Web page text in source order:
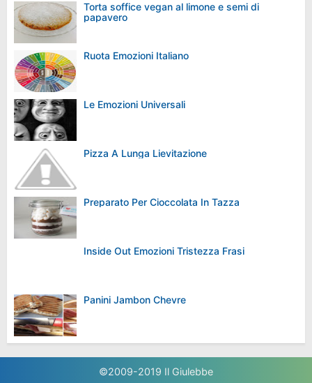
Torta soffice vegan al limone e semi di
papavero
Ruota Emozioni Italiano
Le Emozioni Universali
Pizza A Lunga Lievitazione
Preparato Per Cioccolata In Tazza
Inside Out Emozioni Tristezza Frasi
Panini Jambon Chevre
©2009-2019 Il Giulebbe